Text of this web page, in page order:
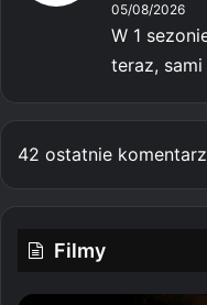
05/08/2026
W 1
teraz,
42 ostatnie
Filmy